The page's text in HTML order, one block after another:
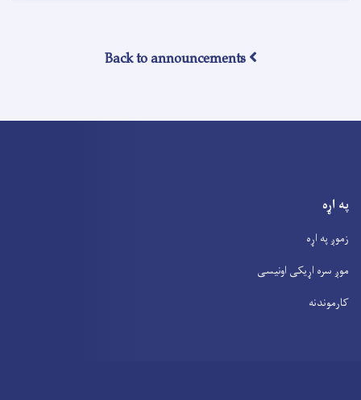
Back to announcements
په اړه
زموږ په اړه
موږ سره اړیکی اونیسی
کارموندنه